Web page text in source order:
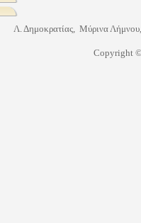
Λ. Δημοκρατίας, Μύρινα
Copyright ©